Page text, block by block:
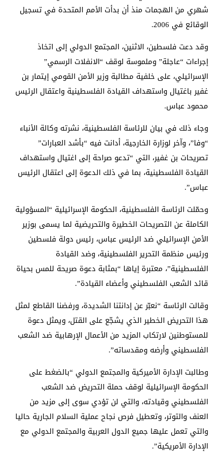
شهري من الهجمات منذ أن بدأت الأمم المتحدة في تسجيل
الوقائع في 2006.
وقد دعت فلسطين، الاثنين، المجتمع الدولي إلى اتخاذ
إجراءات “عاجلة” وملموسة لوقف “الانفلات الرسمي”
الإسرائيلي، على خلفية مطالبة وزير الأمن القومي إيتمار بن
غفير باغتيال واستهداف القيادة الفلسطينية واعتقال الرئيس
محمود عباس.
وجاء ذلك في بيان للرئاسة الفلسطينية، نشرته وكالة الأنباء
“وفا”، وآخر لوزارة الخارجية، أدانت فيه “بأشد العبارات”
تصريحات بن غفير، التي “تدعو صراحة إلى اغتيال واستهداف
القيادة الفلسطينية، بما في ذلك الدعوة إلى اعتقال الرئيس
عباس”.
وحمّلت الرئاسة الفلسطينية، الحكومة الإسرائيلية “المسؤولية
الكاملة عن التصريحات الخطيرة والتحريضية لما يسمى بوزير
الأمن الإسرائيلي ضد الرئيس عباس، رئيس دولة فلسطين
ورئيس منظمة التحرير الفلسطينية، وضد القيادة
الفلسطينية”، معتبرة إياها “بمثابة دعوة صريحة للمس بحياة
قائد الشعب الفلسطيني وأعضاء القيادة”.
وقالت الرئاسة “نعبّر عن إدانتنا الشديدة، ورفضنا القاطع لمثل
هذا التحريض الخطير الذي يشجّع على القتل، ويمثل دعوة
للمستوطنين لارتكاب المزيد من الأعمال الإرهابية ضد الشعب
الفلسطيني وأرضه ومقدساته”.
وطالبت الإدارة الأميركية والمجتمع الدولي “بالضغط على
الحكومة الإسرائيلية لوقف حملة التحريض ضد الشعب
الفلسطيني وقيادته، والتي لن تؤدي سوى إلى مزيد من
العنف والتوتر، وتعطيل فرص نجاح عملية السلام الجارية حاليا
والتي تعمل عليها جميع الدول العربية والمجتمع الدولي مع
الإدارة الأمريكية”.